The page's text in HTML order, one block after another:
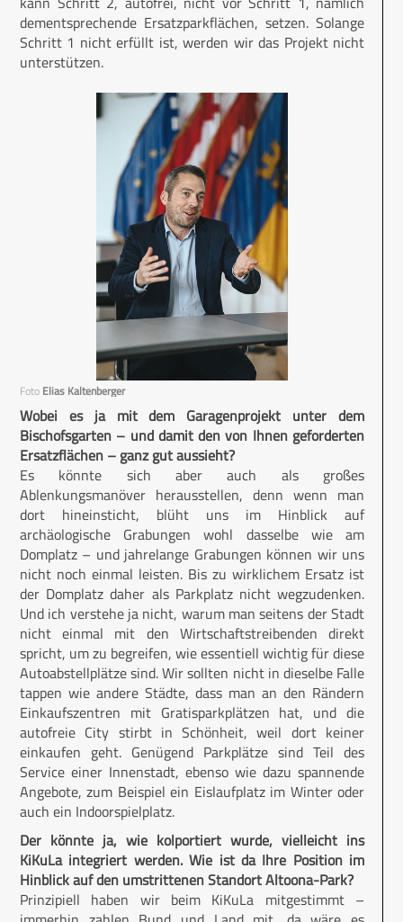
dementsprechende Ersatzparkflächen, setzen. Solange
Schritt 1 nicht erfüllt ist, werden wir das Projekt nicht
unterstützen.
Foto Elias Kaltenberger
Wobei es ja mit dem Garagenprojekt unter dem
Bischofsgarten – und damit den von Ihnen geforderten
Ersatzflächen – ganz gut aussieht?
Es könnte sich aber auch als großes
Ablenkungsmanöver herausstellen, denn wenn man
dort hineinsticht, blüht uns im Hinblick auf
archäologische Grabungen wohl dasselbe wie am
Domplatz – und jahrelange Grabungen können wir uns
nicht noch einmal leisten. Bis zu wirklichem Ersatz ist
der Domplatz daher als Parkplatz nicht wegzudenken.
Und ich verstehe ja nicht, warum man seitens der Stadt
nicht einmal mit den Wirtschaftstreibenden direkt
spricht, um zu begreifen, wie essentiell wichtig für diese
Autoabstellplätze sind. Wir sollten nicht in dieselbe Falle
tappen wie andere Städte, dass man an den Rändern
Einkaufszentren mit Gratis­parkplätzen hat, und die
autofreie City stirbt in Schönheit, weil dort keiner
einkaufen geht. Genügend Parkplätze sind Teil des
Service einer Innenstadt, ebenso wie dazu spannende
Angebote, zum Beispiel ein Eislaufplatz im Winter oder
auch ein Indoorspielplatz.
Der könnte ja, wie kolportiert wurde, vielleicht ins
KiKuLa integriert werden. Wie ist da Ihre Position im
Hinblick auf den umstrittenen Standort Altoona-Park?
Prinzipiell haben wir beim KiKuLa mitgestimmt –